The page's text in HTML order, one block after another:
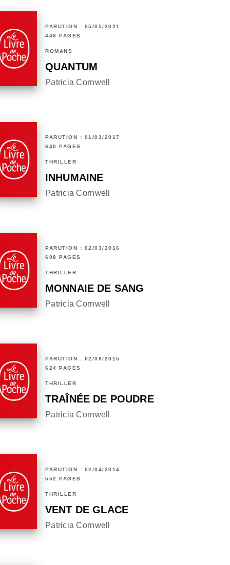
PARUTION : 05/05/2021
448 PAGES
ROMANS
QUANTUM
Patricia Cornwell
PARUTION : 01/03/2017
640 PAGES
THRILLER
INHUMAINE
Patricia Cornwell
PARUTION : 02/03/2016
608 PAGES
THRILLER
MONNAIE DE SANG
Patricia Cornwell
PARUTION : 02/09/2015
624 PAGES
THRILLER
TRAÎNÉE DE POUDRE
Patricia Cornwell
PARUTION : 02/04/2014
552 PAGES
THRILLER
VENT DE GLACE
Patricia Cornwell